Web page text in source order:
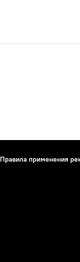
Правила применения